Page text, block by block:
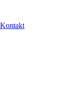
Kontakt